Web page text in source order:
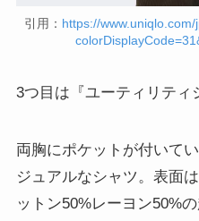
引用： https://
3つ目は『ユーティリティ
両胸にポケットが付いて
ジュアルなシャツ。表面
ットン50%レーヨン50%